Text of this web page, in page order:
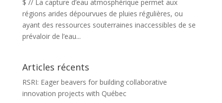
$ // La capture d’eau atmosphérique permet aux
régions arides dépourvues de pluies régulières, ou
ayant des ressources souterraines inaccessibles de se
prévaloir de l’eau...
Articles récents
RSRI: Eager beavers for building collaborative
innovation projects with Québec